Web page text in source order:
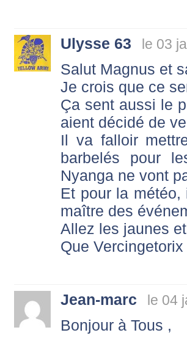
Ulysse 63 le 03
Salut Magnus et
Je crois que ce
Ça sent aussi le
aient décidé de
Il va falloir
barbelés pour
Nyanga ne vont
Et pour la
maître des
Allez les jaunes
Que
Jean-marc le 04
Bonjour à Tous ,